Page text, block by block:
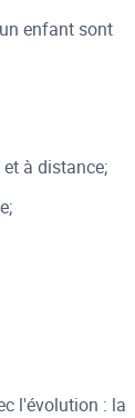
enfant sont
à distance;
l'évolution : la